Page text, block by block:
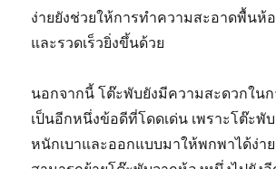
ง่ายยังช่วยให้การทำความสะอาดพื้นห้
และรวดเร็วยิ่งขึ้นด้วย
นอกจากนี้ โต๊ะพับยังมีความสะดวกในก
เป็นอีกหนึ่งข้อดีที่โดดเด่น เพราะโต๊ะ
หนักเบาและออกแบบมาให้พกพาได้ง่า